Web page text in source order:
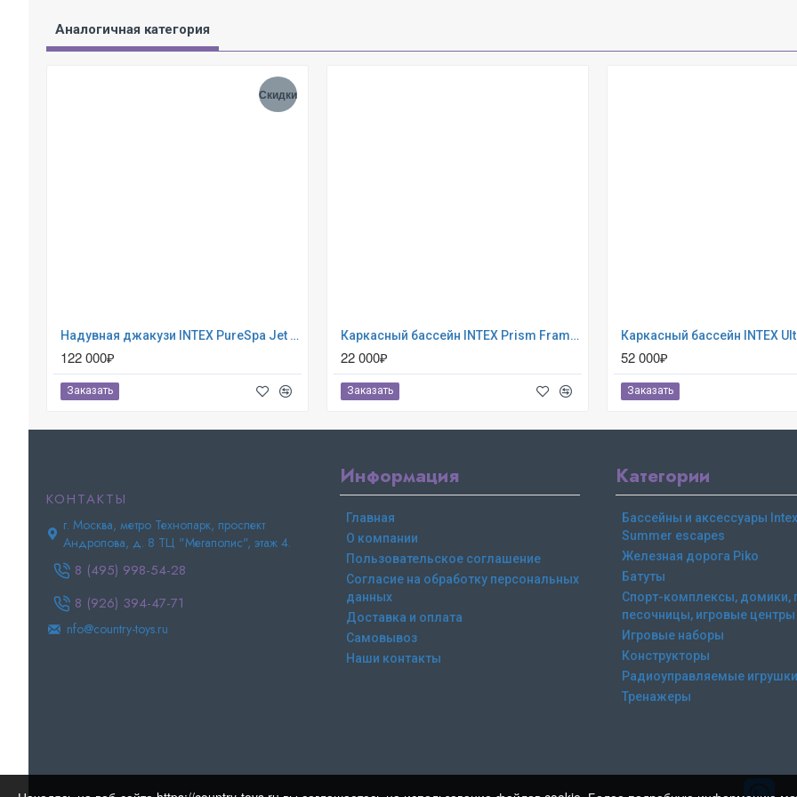
Аналогичная категория
Скидки
Надувная джакузи INTEX PureSpa Jet and Bubble Deluxe 218x71см-6 персон ; артикул 28462
122 000₽
Заказать
Каркасный бассейн INTEX Prism Frame (круг) 3.66 х 1.22 м ; артикул 26718
22 000₽
Заказать
52 000₽
Заказать
КОНТАКТЫ
г. Москва, метро Технопарк, проспект
Андропова, д. 8 ТЦ "Мегаполис", этаж 4.
8 (495) 998-54-28
8 (926) 394-47-71
nfo@country-toys.ru
Информация
Главная
О компании
Пользовательское соглашение
Согласие на обработку персональных
данных
Доставка и оплата
Самовывоз
Наши контакты
Категории
Бассейны и аксессуары
Summer escapes
Железная дорога Piko
Батуты
Спорт-комплексы, домики,
песочницы, игровые центры
Игровые наборы
Конструкторы
Радиоуправляемые игрушки
Тренажеры
Copyright © Country-toys.ru | 2015-2025